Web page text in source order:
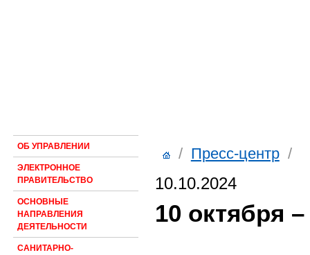
ОБ УПРАВЛЕНИИ
ЭЛЕКТРОННОЕ
ПРАВИТЕЛЬСТВО
ОСНОВНЫЕ
НАПРАВЛЕНИЯ
ДЕЯТЕЛЬНОСТИ
САНИТАРНО-
/ Пресс-центр/
10.10.2024
10 октября